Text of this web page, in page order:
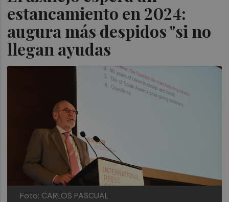
estancamiento en 2024:
augura más despidos "si no
llegan ayudas
Foto: CARLOS PASCUAL